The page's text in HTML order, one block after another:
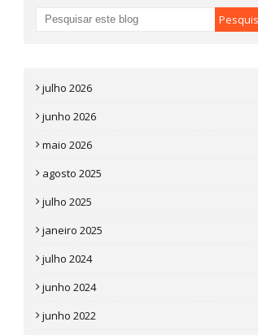
julho 2026
junho 2026
maio 2026
agosto 2025
julho 2025
janeiro 2025
julho 2024
junho 2024
junho 2022